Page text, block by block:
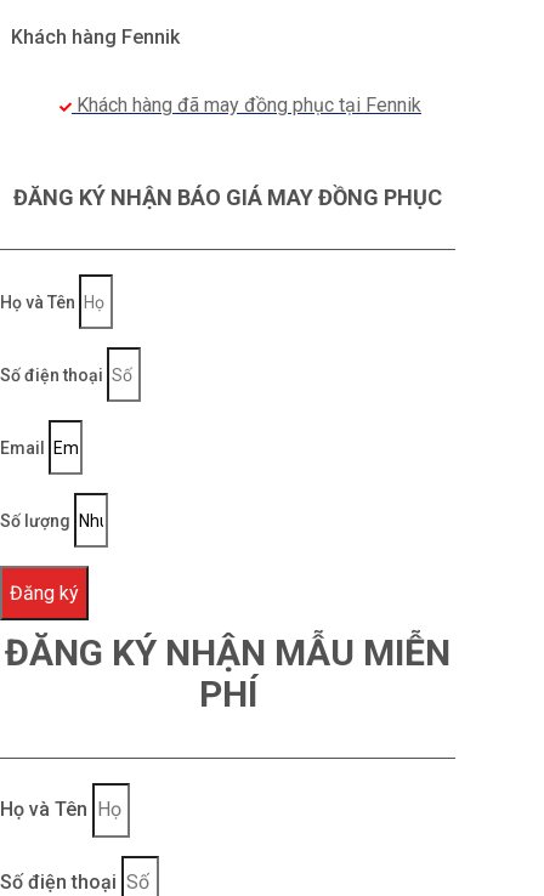
Khách hàng Fennik
Khách hàng đã may đồng phục tại Fennik
ĐĂNG KÝ NHẬN BÁO GIÁ MAY ĐỒNG PHỤC
Họ và Tên
Số điện thoại
Email
Số lượng
Đăng ký
ĐĂNG KÝ NHẬN MẪU MIỄN
PHÍ
Họ và Tên
Số điện thoại